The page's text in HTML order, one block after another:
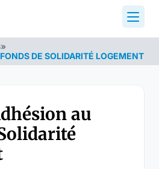
»
DE SOLIDARITÉ LOGEMENT
au